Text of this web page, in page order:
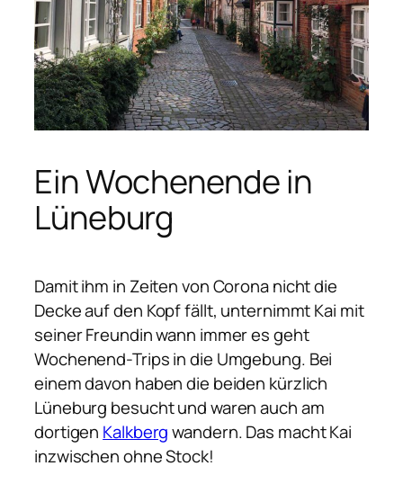
Ein Wochenende in
Lüneburg
Damit ihm in Zeiten von Corona nicht die
Decke auf den Kopf fällt, unternimmt Kai mit
seiner Freundin wann immer es geht
Wochenend-Trips in die Umgebung. Bei
einem davon haben die beiden kürzlich
Lüneburg besucht und waren auch am
dortigen Kalkbergwandern. Das macht Kai
inzwischen ohne Stock!